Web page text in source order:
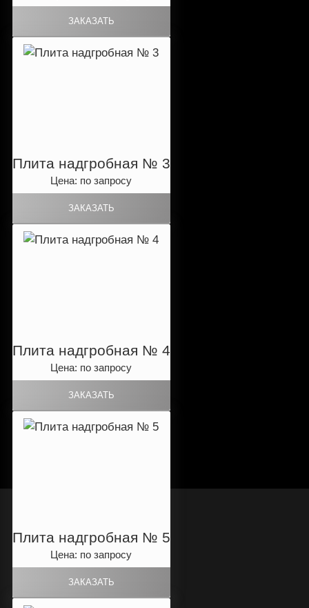
Плита надгробная № 3
Цена: по запросу
Плита надгробная № 4
Цена: по запросу
Плита надгробная № 5
Цена: по запросу